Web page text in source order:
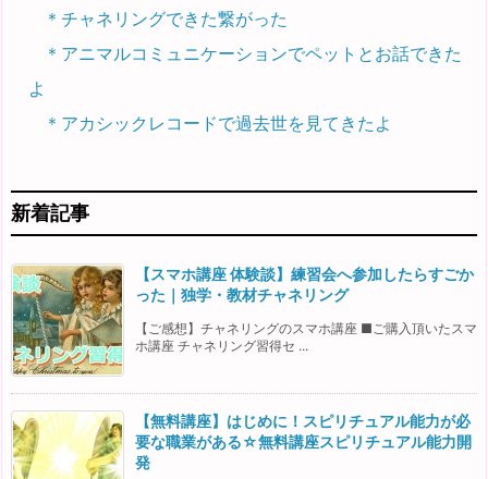
＊チャネリングできた繋がった
＊アニマルコミュニケーションでペットとお話できた
よ
＊アカシックレコードで過去世を見てきたよ
新着記事
【スマホ講座 体験談】練習会へ参加したらすごか
った｜独学・教材チャネリング
【ご感想】チャネリングのスマホ講座 ■ご購入頂いたスマ
ホ講座 チャネリング習得セ ...
【無料講座】はじめに！スピリチュアル能力が必
要な職業がある☆無料講座スピリチュアル能力開
発